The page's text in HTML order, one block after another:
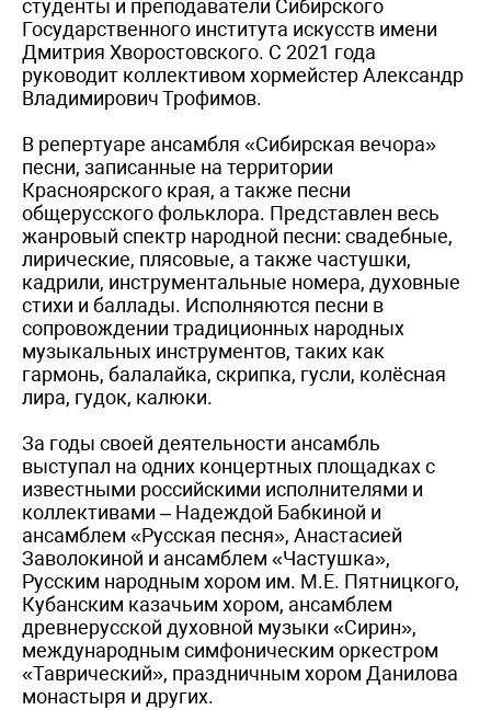
студенты и преподаватели Сибирского
Государственного института искусств имени
Дмитрия Хворостовского. С 2021 года
руководит коллективом хормейстер Александр
Владимирович Трофимов.
В репертуаре ансамбля «Сибирская вечора»
песни, записанные на территории
Красноярского края, а также песни
общерусского фольклора. Представлен весь
жанровый спектр народной песни: свадебные,
лирические, плясовые, а также частушки,
кадрили, инструментальные номера, духовные
стихи и баллады. Исполняются песни в
сопровождении традиционных народных
музыкальных инструментов, таких как
гармонь, балалайка, скрипка, гусли, колёсная
лира, гудок, калюки.
За годы своей деятельности ансамбль
выступал на одних концертных площадках с
известными российскими исполнителями и
коллективами – Надеждой Бабкиной и
ансамблем «Русская песня», Анастасией
Заволокиной и ансамблем «Частушка»,
Русским народным хором им. М.Е. Пятницкого,
Кубанским казачьим хором, ансамблем
древнерусской духовной музыки «Сирин»,
международным симфоническим оркестром
«Таврический», праздничным хором Данилова
монастыря и других.